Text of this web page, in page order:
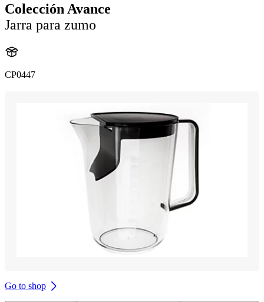
Colección Avance
Jarra para zumo
CP0447
Go to shop